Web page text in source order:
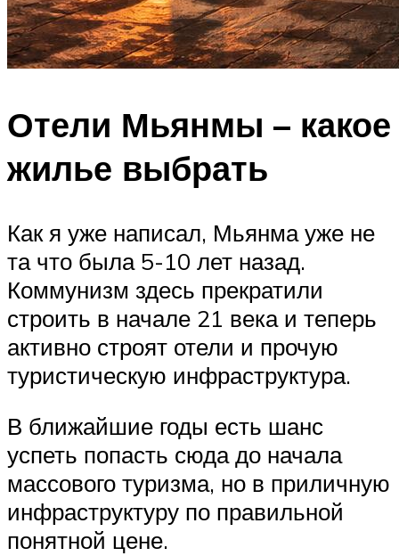
Отели Мьянмы – какое
жилье выбрать
Как я уже написал, Мьянма уже не
та что была 5-10 лет назад.
Коммунизм здесь прекратили
строить в начале 21 века и теперь
активно строят отели и прочую
туристическую инфраструктура.
В ближайшие годы есть шанс
успеть попасть сюда до начала
массового туризма, но в приличную
инфраструктуру по правильной
понятной цене.